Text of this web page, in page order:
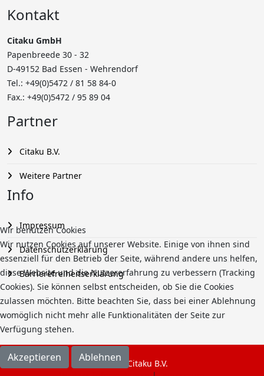
Kontakt
Citaku GmbH
Papenbreede 30 - 32
D-49152 Bad Essen - Wehrendorf
Tel.: +49(0)5472 / 81 58 84-0
Fax.: +49(0)5472 / 95 89 04
Partner
Citaku B.V.
Weitere Partner
Info
Impressum
Datenschutzerklärung
Barrierefreiheitserklärung
© 2026 Citaku B.V.
Wir benutzen Cookies
Wir nutzen Cookies auf unserer Website. Einige von ihnen sind
essenziell für den Betrieb der Seite, während andere uns helfen,
diese Website und die Nutzererfahrung zu verbessern (Tracking
Cookies). Sie können selbst entscheiden, ob Sie die Cookies
zulassen möchten. Bitte beachten Sie, dass bei einer Ablehnung
womöglich nicht mehr alle Funktionalitäten der Seite zur
Verfügung stehen.
Akzeptieren Ablehnen